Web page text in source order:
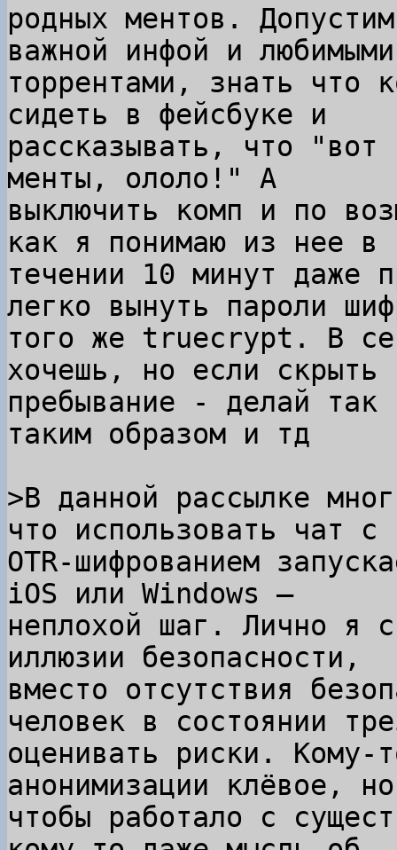
родных ментов.
важной инфой и любимыми
торрентами, знать что
сидеть в фейсбуке и
рассказывать, что "вот
менты, ололо!" А
выключить комп и по
как я понимаю из нее в
течении 10 минут даже
легко вынуть пароли
того же truecrypt. В
хочешь, но если скрыть
пребывание - делай так
таким образом и тд
>В данной рассылке
OTR-шифрованием
iOS или Windows —
неплохой шаг. Лично я
иллюзии безопасности,
вместо отсутствия
человек в состоянии
оценивать риски. Кому-
анонимизации клёвое, но
чтобы работало с